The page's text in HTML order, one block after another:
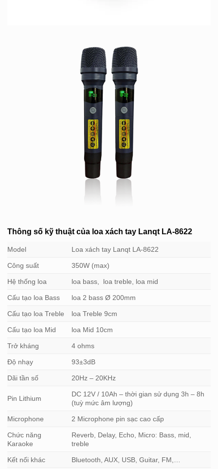
Thông số kỹ thuật của loa xách tay Lanqt LA-8622
Model Loa xách tay Lanqt LA-8622
Công suất 350W (max)
Hệ thống loa loa bass, loa treble, loa mid
Cấu tạo loa Bass loa 2 bass Ø 200mm
Cấu tạo loa Treble loa Treble 9cm
Cấu tạo loa Mid loa Mid 10cm
Trở kháng 4 ohms
Độ nhạy 93±3dB
Dãi tần số 20Hz – 20KHz
Pin Lithium
DC 12V / 10Ah – thời gian sử dụng 3h – 8h
(tuỳ mức âm lượng)
Microphone 2 Microphone pin sạc cao cấp
Chức năng
Karaoke
Reverb, Delay, Echo, Micro: Bass, mid,
treble
Kết nối khác Bluetooth, AUX, USB, Guitar, FM,…